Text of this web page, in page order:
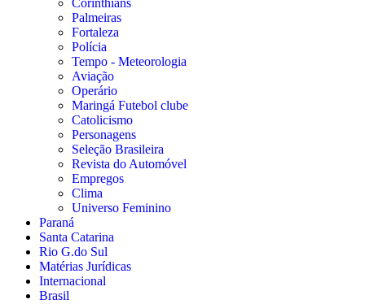
Corinthians
Palmeiras
Fortaleza
Polícia
Tempo - Meteorologia
Aviação
Operário
Maringá Futebol clube
Catolicismo
Personagens
Seleção Brasileira
Revista do Automóvel
Empregos
Clima
Universo Feminino
Paraná
Santa Catarina
Rio G.do Sul
Matérias Jurídicas
Internacional
Brasil